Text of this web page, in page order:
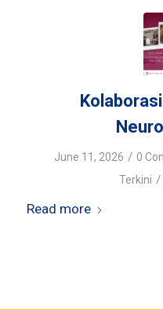
June 11, 2026 / 0
Terkini /
Read more